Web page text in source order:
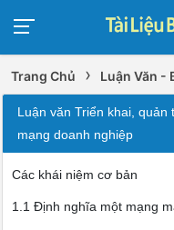
Trang Chủ › Luận Văn -
Luận văn Triển khai,
mạng doanh nghiệp
Các khái niệm cơ bản
1.1 Định nghĩa một mạng